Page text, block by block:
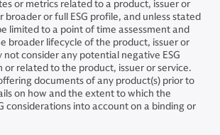
or metrics related to a product, issuer or
broader or full ESG profile, and unless stated
limited to a point of time assessment and
broader lifecycle of the product, issuer or
not consider any potential negative ESG
or related to the product, issuer or service.
documents of any product(s) prior to
on how and the extent to which the
considerations into account on a binding or